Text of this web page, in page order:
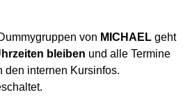
von MICHAEL geht
bleiben und alle Termine
den internen Kursinfos.